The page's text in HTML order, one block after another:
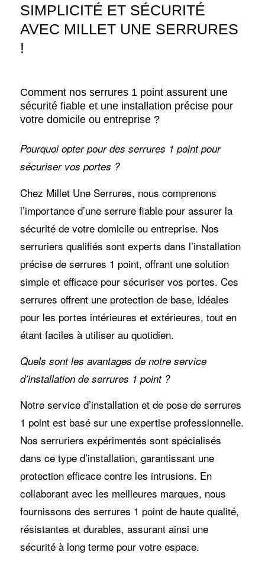
SIMPLICITÉ ET SÉCURITÉ
AVEC MILLET UNE SERRURES
!
Comment nos serrures 1 point assurent une
sécurité fiable et une installation précise pour
votre domicile ou entreprise ?
Pourquoi opter pour des serrures 1 point pour
sécuriser vos portes ?
Chez Millet Une Serrures, nous comprenons
l’importance d’une serrure fiable pour assurer la
sécurité de votre domicile ou entreprise. Nos
serruriers qualifiés sont experts dans l’installation
précise de serrures 1 point, offrant une solution
simple et efficace pour sécuriser vos portes. Ces
serrures offrent une protection de base, idéales
pour les portes intérieures et extérieures, tout en
étant faciles à utiliser au quotidien.
Quels sont les avantages de notre service
d’installation de serrures 1 point ?
Notre service d’installation et de pose de serrures
1 point est basé sur une expertise professionnelle.
Nos serruriers expérimentés sont spécialisés
dans ce type d’installation, garantissant une
protection efficace contre les intrusions. En
collaborant avec les meilleures marques, nous
fournissons des serrures 1 point de haute qualité,
résistantes et durables, assurant ainsi une
sécurité à long terme pour votre espace.